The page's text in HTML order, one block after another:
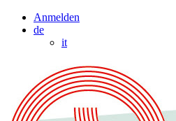
Anmelden
de
it